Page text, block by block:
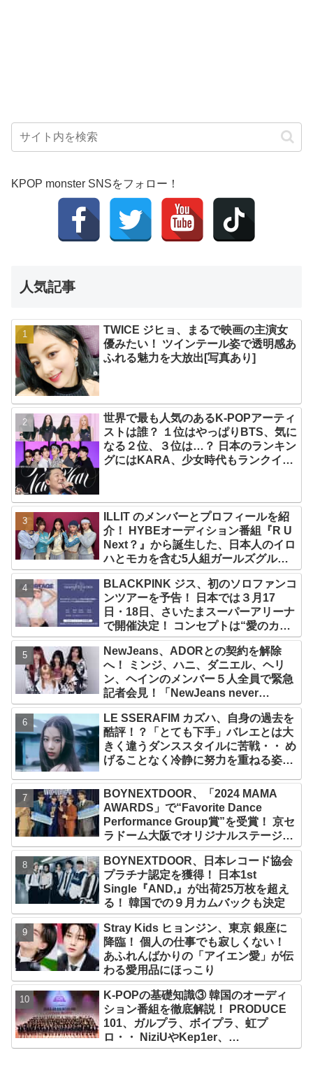
KPOP monster SNSをフォロー！
人気記事
TWICE ジヒョ、まるで映画の主演女
優みたい！ ツインテール姿で透明感あ
ふれる魅力を大放出[写真あり]
世界で最も人気のあるK-POPアーティ
ストは誰？ １位はやっぱりBTS、気に
なる２位、３位は…？ 日本のランキン
グにはKARA、少女時代もランクイ
ILLIT のメンバーとプロフィールを紹
介！ HYBEオーディション番組『R U
Next？』から誕生した、日本人のイロ
ハとモカを含む5人組ガールズグルー
プ！ デビュー曲「Magnetic」がいき
なりの大ヒット
BLACKPINK ジス、初のソロファンコ
ンツアーを予告！ 日本では３月17
日・18日、さいたまスーパーアリーナ
で開催決定！ コンセプトは“愛のカケ
ラ”！？ 14日には新アルバム
『AMORTAGE』もリリース
NewJeans、ADORとの契約を解除
へ！ ミンジ、ハニ、ダニエル、ヘリ
ン、ヘインのメンバー５人全員で緊急
記者会見！「NewJeans never
dies!」と微笑みの宣言！ ADOR側、
2029年まで契約有効と主張
LE SSERAFIM カズハ、自身の過去を
酷評！？「とても下手」バレエとは大
きく違うダンススタイルに苦戦・・ め
げることなく冷静に努力を重ねる姿に
BOYNEXTDOOR、「2024 MAMA
AWARDS」で“Favorite Dance
Performance Group賞”を受賞！ 京セ
ラドーム大阪でオリジナルステージパ
フォーマンス披露！ 卒業パーティーを
コンセプトにスーツで魅了【動画あ
り】
BOYNEXTDOOR、日本レコード協会
プラチナ認定を獲得！ 日本1st
Single『AND,』が出荷25万枚を超え
る！ 韓国での９月カムバックも決定
Stray Kids ヒョンジン、東京 銀座に
降臨！ 個人の仕事でも寂しくない！
あふれんばかりの「アイエン愛」が伝
わる愛用品にほっこり
K-POPの基礎知識③ 韓国のオーディ
ション番組を徹底解説！ PRODUCE
101、ガルプラ、ボイプラ、虹プ
ロ・・ NiziUやKep1er、
ZEROBASEONEら人気グループが